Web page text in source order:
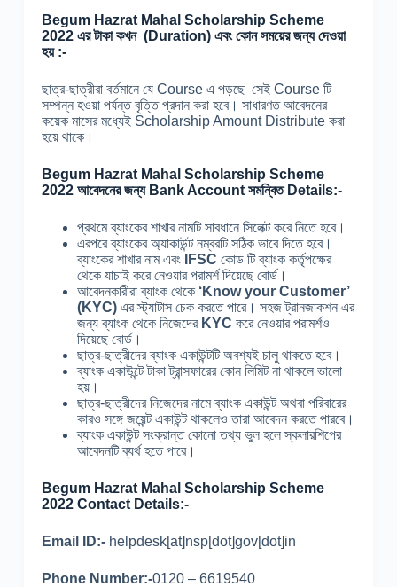
Begum Hazrat Mahal Scholarship Scheme
2022 এর টাকা কখন (Duration) এবং কোন সময়ের জন্য দেওয়া
হয় :-
ছাত্র-ছাত্রীরা বর্তমানে যে Course এ পড়ছে সেই Course টি
সম্পন্ন হওয়া পর্যন্ত বৃত্তি প্রদান করা হবে। সাধারণত আবেদনের
কয়েক মাসের মধ্যেই Scholarship Amount Distribute করা
হয়ে থাকে।
Begum Hazrat Mahal Scholarship Scheme
2022 আবেদনের জন্য Bank Account সমন্বিত Details:-
প্রথমে ব্যাংকের শাখার নামটি সাবধানে সিলেক্ট করে নিতে হবে।
এরপরে ব্যাংকের অ্যাকাউন্ট নম্বরটি সঠিক ভাবে দিতে হবে।
ব্যাংকের শাখার নাম এবং
IFSC কোড টি ব্যাংক কর্তৃপক্ষের
থেকে যাচাই করে নেওয়ার পরামর্শ দিয়েছে বোর্ড।
আবেদনকারীরা ব্যাংক থেকে ‘Know your Customer’
(KYC)এর স্ট্যাটাস চেক করতে পারে। সহজ ট্রানজাকশন এর
জন্য ব্যাংক থেকে নিজেদের KYC করে নেওয়ার পরামর্শও
দিয়েছে বোর্ড।
ছাত্র-ছাত্রীদের ব্যাংক একাউন্টটি অবশ্যই চালু থাকতে হবে।
ব্যাংক একাউন্টে টাকা ট্রান্সফারের কোন লিমিট না থাকলে ভালো
হয়।
ছাত্র-ছাত্রীদের নিজেদের নামে ব্যাংক একাউন্ট অথবা পরিবারের
কারও সঙ্গে জয়েন্ট একাউন্ট থাকলেও তারা আবেদন করতে পারবে।
ব্যাংক একাউন্ট সংক্রান্ত কোনো তথ্য ভুল হলে স্কলারশিপের
আবেদনটি ব্যর্থ হতে পারে।
Begum Hazrat Mahal Scholarship Scheme
2022 Contact Details:-
Email ID:- helpdesk[at]nsp[dot]gov[dot]in
Phone Number:-0120 – 6619540